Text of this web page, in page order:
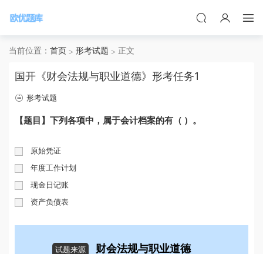
当前位置： 首页 形考试题 正文
国开《财会法规与职业道德》形考任务1
形考试题
【题目】下列各项中，属于会计档案的有（ ）。
原始凭证
年度工作计划
现金日记账
资产负债表
试题来源 财会法规与职业道德